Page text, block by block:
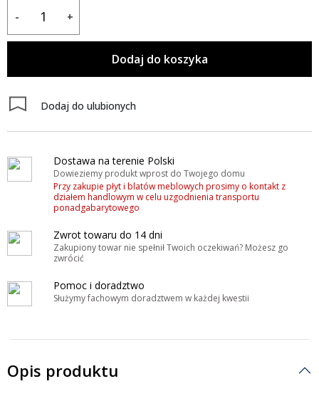
- +
Dodaj do koszyka
Dodaj do ulubionych
Dostawa na terenie Polski
Dowieziemy produkt wprost do Twojego domu
Przy zakupie płyt i blatów meblowych prosimy o kontakt z
działem handlowym w celu uzgodnienia transportu
ponadgabarytowego
Zwrot towaru do 14 dni
Zakupiony towar nie spełnił Twoich oczekiwań? Możesz go
zwrócić
Pomoc i doradztwo
Służymy fachowym doradztwem w każdej kwestii
Opis produktu